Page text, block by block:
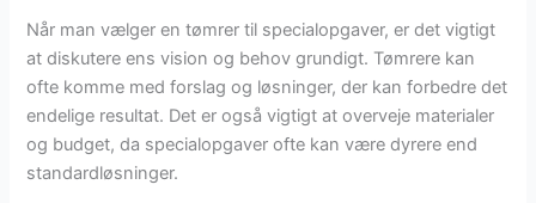
Når man vælger en tømrer til specialopgaver, er det vigtigt
at diskutere ens vision og behov grundigt. Tømrere kan
ofte komme med forslag og løsninger, der kan forbedre det
endelige resultat. Det er også vigtigt at overveje materialer
og budget, da specialopgaver ofte kan være dyrere end
standardløsninger.